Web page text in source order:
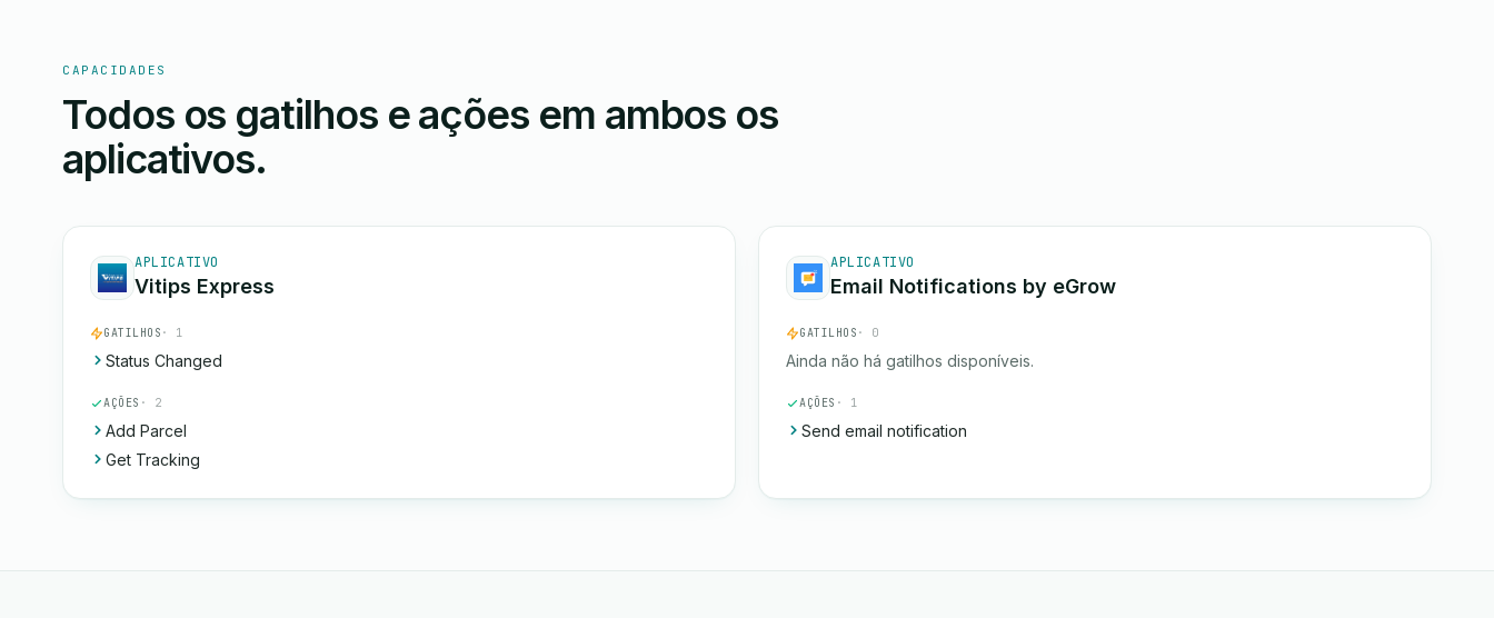
CAPACIDADES
Todos os gatilhos e ações em ambos os
aplicativos.
APLICATIVO
Vitips Express
GATILHOS · 1
Status Changed
AÇÕES · 2
Add Parcel
Get Tracking
APLICATIVO
Email Notifications by eGrow
GATILHOS · 0
Ainda não há gatilhos disponíveis.
AÇÕES · 1
Send email notification